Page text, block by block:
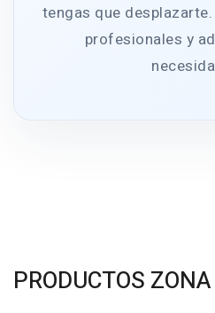
tengas que
profesionales y
PRODUCTOS